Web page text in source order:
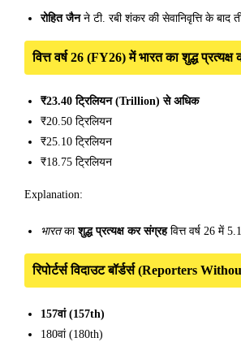
रोहित जैनने टी. रबी शंकर की सेवानिवृत्ति के बाद
वित्त वर्ष 26 (FY26) में भारत का शुद्ध
₹23.40 ट्रिलियन (Trillion) से अधिक
₹20.50 ट्रिलियन
₹25.10 ट्रिलियन
₹18.75 ट्रिलियन
Explanation:
भारतकाशुद्ध प्रत्यक्ष कर संग्रहवित्त वर्ष 26 में
रिपोर्टर्स विदाउट बॉर्डर्स (Reporters
157वां (157th)
180वां (180th)